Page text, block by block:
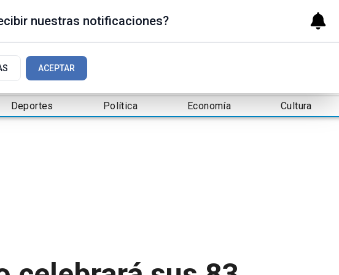
Deportes Política Economía Cultura
nuestras notificaciones?
ACEPTAR